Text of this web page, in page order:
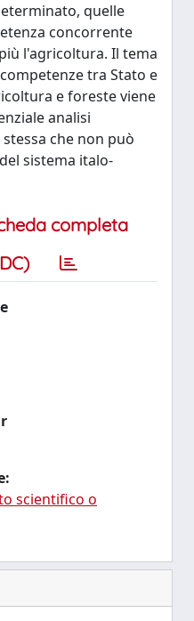
quelle
concorrente
l'agricoltura. Il tema
tra Stato e
e foreste viene
analisi
che non può
sistema italo-
completa
scientifico o